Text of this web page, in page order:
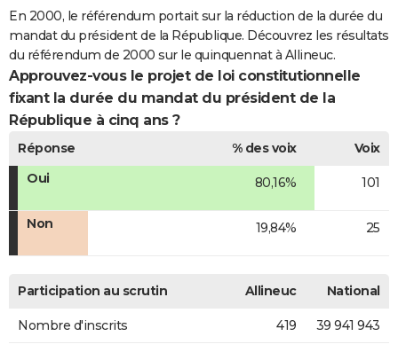
En 2000, le référendum portait sur la réduction de la durée du
mandat du président de la République. Découvrez les résultats
du référendum de 2000 sur le quinquennat à Allineuc.
Approuvez-vous le projet de loi constitutionnelle
fixant la durée du mandat du président de la
République à cinq ans ?
Réponse % des voix
Voix
Oui
80,16% 101
Non 19,84% 25
Participation au scrutin Allineuc National
Nombre d'inscrits 419 39 941 943